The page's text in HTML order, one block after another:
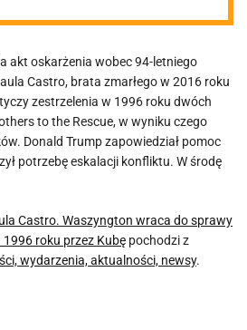
w
przez
akt oskarżenia wobec 94-letniego
Castro, brata zmarłego w 2016 roku
zestrzelenia w 1996 roku dwóch
to the Rescue, w wyniku czego
Donald Trump zapowiedział pomoc
potrzebę eskalacji konfliktu. W środę
Castro. Waszyngton wraca do sprawy
roku przez Kubę pochodzi z
wydarzenia, aktualności, newsy.